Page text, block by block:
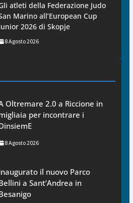
atleti della Federazione Judo
Marino all’European Cup
2026 di Skopje
8 Agosto 2026
Oltremare 2.0 a Riccione in
per incontrare i
8 Agosto 2026
il nuovo Parco
a Sant’Andrea in